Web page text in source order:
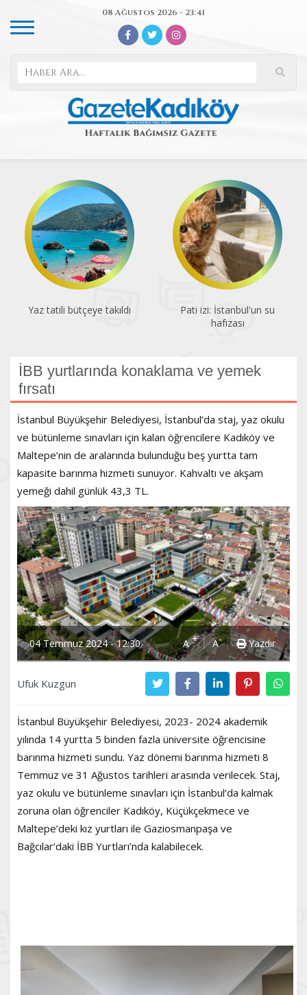
08 Ağustos 2026 - 23:41
Yaz tatili bütçeye takıldı
Pati izi: İstanbul'un su
hafızası
İBB yurtlarında konaklama ve yemek
fırsatı
İstanbul Büyükşehir Belediyesi, İstanbul’da staj, yaz okulu
ve bütünleme sınavları için kalan öğrencilere Kadıköy ve
Maltepe’nin de aralarında bulunduğu beş yurtta tam
kapasite barınma hizmeti sunuyor. Kahvaltı ve akşam
yemeği dahil günlük 43,3 TL.
04 Temmuz 2024 - 12:30 A+ A- Yazdır
Ufuk Kuzgun
İstanbul Büyükşehir Belediyesi, 2023- 2024 akademik
yılında 14 yurtta 5 binden fazla üniversite öğrencisine
barınma hizmeti sundu. Yaz dönemi barınma hizmeti 8
Temmuz ve 31 Ağustos tarihleri arasında verilecek. Staj,
yaz okulu ve bütünleme sınavları için İstanbul’da kalmak
zoruna olan öğrenciler Kadıköy, Küçükçekmece ve
Maltepe’deki kız yurtları ile Gaziosmanpaşa ve
Bağcılar’daki İBB Yurtları’nda kalabilecek.